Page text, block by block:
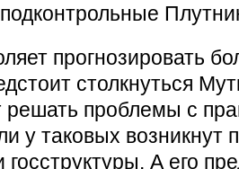
прогнозировать
столкнуться
решать проблемы с
у таковых возникнут
госструктуры. А его